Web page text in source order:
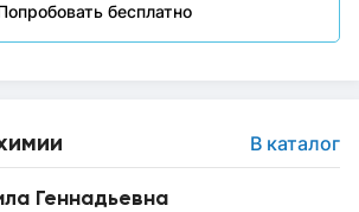
бесплатно
В каталог
Геннадьевна